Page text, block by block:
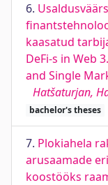
6.
kaasatud
DeFi-s in Web
and Single
Hatšaturjan,
bachelor's theses
7. Plokiahela
arusaamade
koostööks